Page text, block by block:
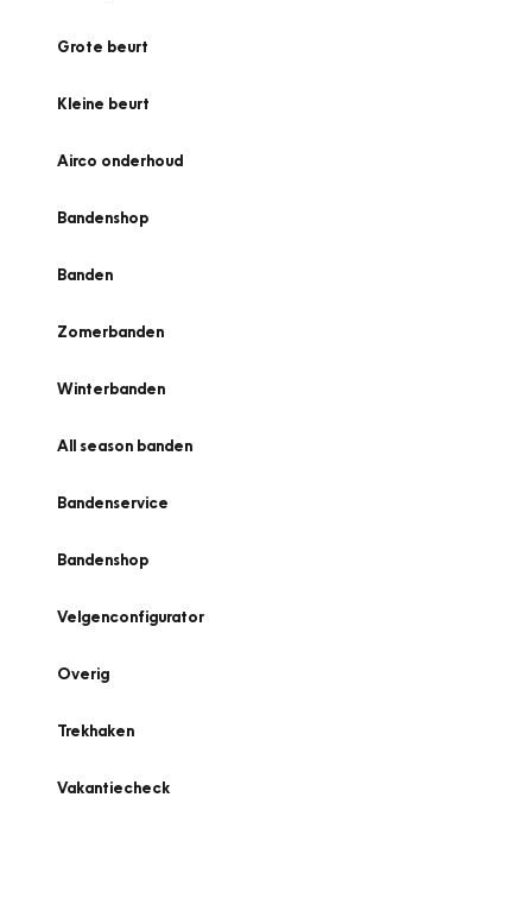
Grote beurt
Kleine beurt
Airco onderhoud
Bandenshop
Banden
Zomerbanden
Winterbanden
All season banden
Bandenservice
Bandenshop
Velgenconfigurator
Overig
Trekhaken
Vakantiecheck